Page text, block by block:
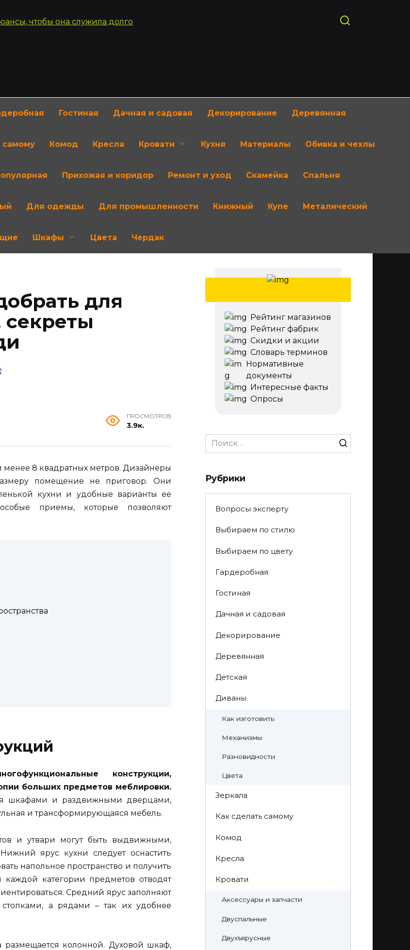
Гостиная Дачная и садовая Декорирование Деревянная
самому Комод Кресла Кровати Кухня Материалы Обивка и чехлы
Прихожая и коридор Ремонт и уход Скамейка Спальня
Для одежды Для промышленности Книжный Купе Металический
Шкафы Цвета Чердак
для
секреты
ПРОСМОТРОВ
3.9к.
8 квадратных метров. Дизайнеры
помещение не приговор. Они
кухни и удобные варианты ее
приемы, которые позволяют
конструкции,
больших предметов меблировки.
шкафами и раздвижными дверцами,
и трансформирующаяся мебель.
и утвари могут быть выдвижными,
ярус кухни следует оснастить
напольное пространство и получить
категории предметов отводят
Средний ярус заполняют
а рядами – так их удобнее
размещается колонной. Духовой шкаф,
Рейтинг магазинов
Рейтинг фабрик
Скидки и акции
Словарь терминов
Нормативные
документы
Интересные факты
Опросы
Search
for:
Рубрики
Вопросы эксперту
Выбираем по стилю
Выбираем по цвету
Гардеробная
Гостиная
Дачная и садовая
Декорирование
Деревянная
Детская
Диваны
Как изготовить
Механизмы
Разновидности
Цвета
Зеркала
Как сделать самому
Комод
Кресла
Кровати
Аксессуары и запчасти
Двуспальные
Двухъярусные